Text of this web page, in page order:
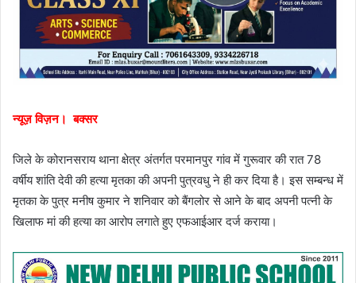
न्यूज़ विज़न। बक्सर
जिले के कोरानसराय थाना क्षेत्र अंतर्गत परमानपुर गांव में गुरूवार की रात 78
वर्षीय शांति देवी की हत्या मृतका की अपनी पुत्रवधु ने ही कर दिया है। इस सम्बन्ध में
मृतका के पुत्र मनीष कुमार ने शनिवार को बैंगलोर से आने के बाद अपनी पत्नी के
खिलाफ मां की हत्या का आरोप लगाते हुए एफआईआर दर्ज कराया।